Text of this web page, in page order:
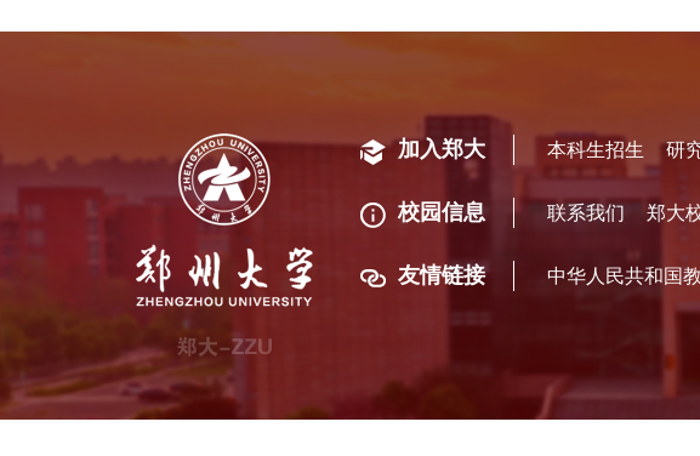
加入郑大 本科生招生 研
校园信息 联系我们 郑大
友情链接 中华人民共和国